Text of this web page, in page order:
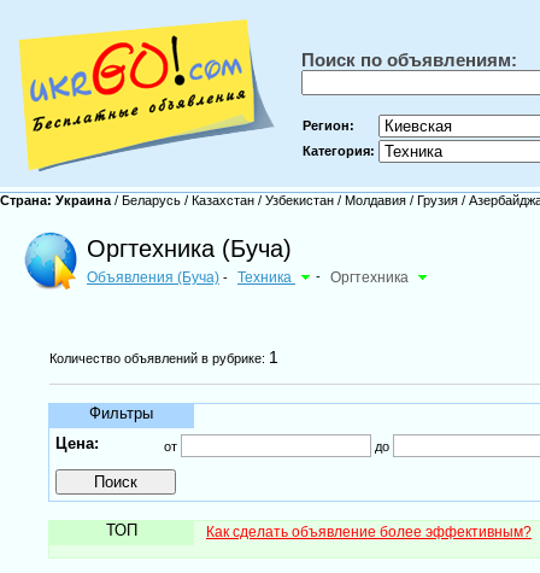
Поиск по объявлениям:
Регион:
Категория:
Страна: Украина / Беларусь / Казахстан / Узбекистан / Молдавия / Грузия /
Оргтехника (Буча)
Объявления (Буча) - Техника - Оргтехника
Количество объявлений в рубрике: 1
Фильтры
Цена:
от до
ТОП Как сделать объявление более эффективным?